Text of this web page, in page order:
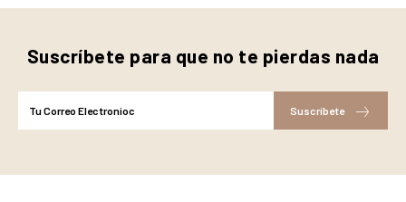
Suscríbete para que no te pierdas nada
Suscríbete